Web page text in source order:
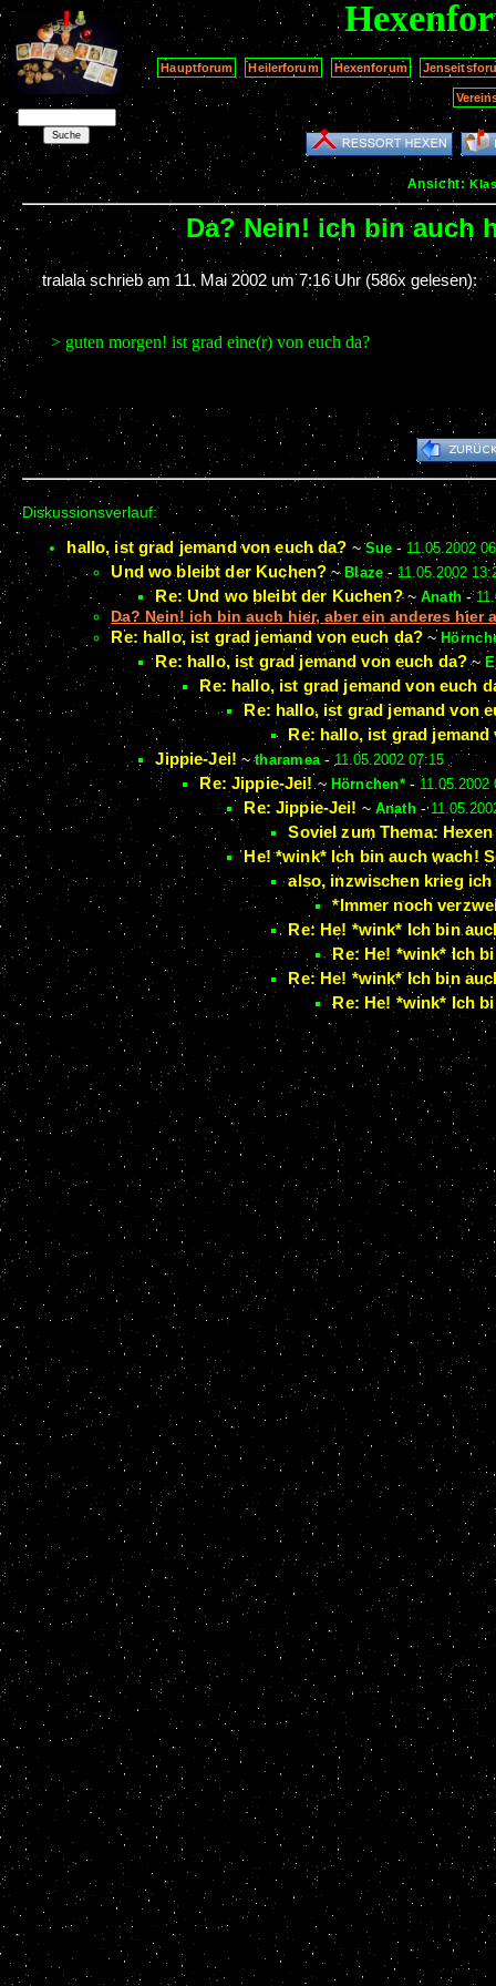
Hauptforum Heilerforum Hexenforum
Ansicht:
Da? Nein! ich bin auch
tralala schrieb am11. Mai 2002 um 7:16 Uhr (586x gelesen):
> guten morgen! ist grad eine(r) von euch da?
Diskussionsverlauf:
hallo, ist grad jemand von euch da? ~Sue - 11.05.2002
Und wo bleibt der Kuchen? ~ Blaze- 11.05.2002
Re: Und wo bleibt der Kuchen?~ Anath-
Da? Nein! ich bin auch hier, aber ein anderes hier
Re: hallo, ist grad jemand von euch da? ~
Re: hallo, ist grad jemand von euch da? ~
Re: hallo, ist grad jemand von euch
Re: hallo, ist grad jemand von
Re: hallo, ist grad jemand
Jippie-Jei! ~tharamea- 11.05.2002 07:15
Re: Jippie-Jei! ~ Hörnchen*- 11.05.2002
Re: Jippie-Jei! ~Anath-
Soviel zum Thema:
He! *wink* Ich bin auch wach!
also, inzwischen krieg
*Immer noch
Re: He! *wink* Ich bin
Re: He! *wink* Ich
Re: He! *wink* Ich bin
Re: He! *wink* Ich